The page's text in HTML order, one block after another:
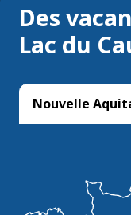
Des
Lac du
Nouvelle